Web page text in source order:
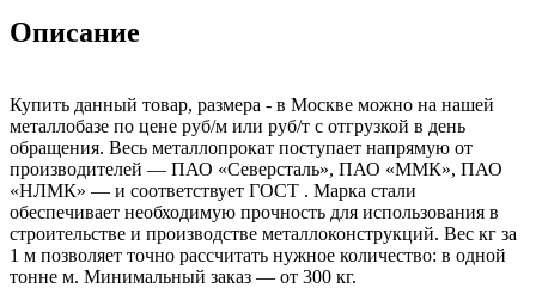
Описание
Купить данный товар, размера - в Москве можно на нашей
металлобазе по цене руб/м или руб/т с отгрузкой в день
обращения. Весь металлопрокат поступает напрямую от
производителей — ПАО «Северсталь», ПАО «ММК», ПАО
«НЛМК» — и соответствует ГОСТ . Марка стали
обеспечивает необходимую прочность для использования в
строительстве и производстве металлоконструкций. Вес кг за
1 м позволяет точно рассчитать нужное количество: в одной
тонне м. Минимальный заказ — от 300 кг.